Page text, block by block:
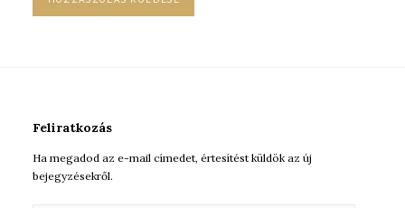
Feliratkozás
Ha megadod az e-mail címedet, értesítést küldök az új
bejegyzésekről.